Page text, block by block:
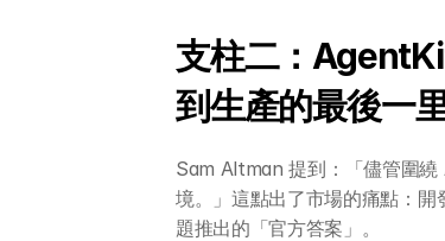
支柱二：
到生產的最後一
Sam Altman 提到：「儘管圍
境。」這點出了市場的痛點：
題推出的「官方答案」。